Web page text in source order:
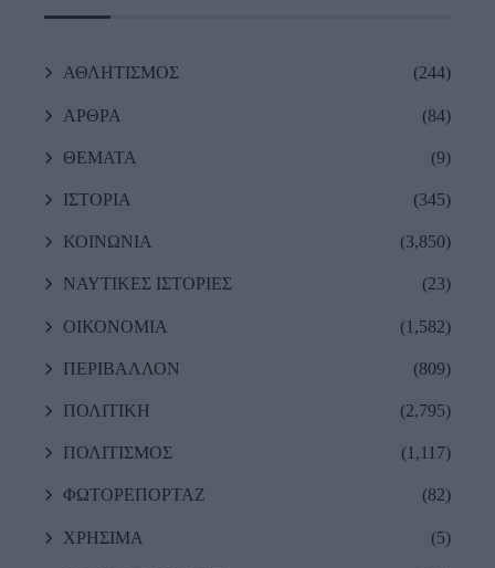
ΑΘΛΗΤΙΣΜΟΣ (244)
ΑΡΘΡΑ (84)
ΘΕΜΑΤΑ (9)
ΙΣΤΟΡΙΑ (345)
ΚΟΙΝΩΝΙΑ (3,850)
ΝΑΥΤΙΚΕΣ ΙΣΤΟΡΙΕΣ (23)
ΟΙΚΟΝΟΜΙΑ (1,582)
ΠΕΡΙΒΑΛΛΟΝ (809)
ΠΟΛΙΤΙΚΗ (2,795)
ΠΟΛΙΤΙΣΜΟΣ (1,117)
ΦΩΤΟΡΕΠΟΡΤΑΖ (82)
ΧΡΗΣΙΜΑ (5)